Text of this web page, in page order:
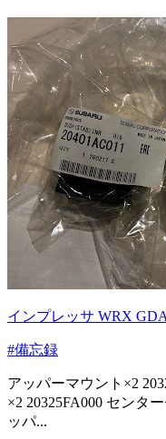
インプレッサ WRX GDA
#備忘録
アッパーマウント×2
×2 20325FA000 センタ
ッパ...